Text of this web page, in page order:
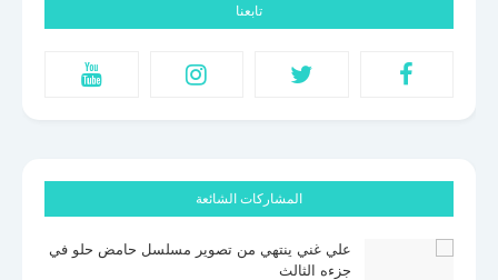
تابعنا
المشاركات الشائعة
علي غني ينتهي من تصوير مسلسل حامض حلو في
جزءه الثالث